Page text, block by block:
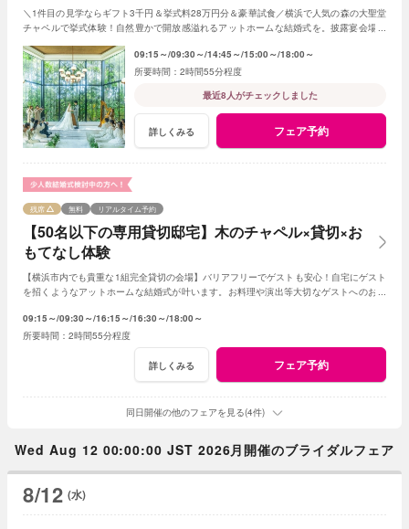
＼1件目の見学ならギフト3千円＆挙式料28万円分＆豪華試食／横浜で人気の森の大聖堂
チャペルで挙式体験！自然豊かで開放感溢れるアットホームな結婚式を。披露宴会場や
09:15～ 09:30～ 14:45～ 15:00～ 18:00～
2時間55分程度
最近8人がチェックしました
詳しくみる フェア予約
【50名以下の専用貸切邸宅】木のチャペル×貸切×お
もてなし体験
残席 無料 リアルタイム予約
【横浜市内でも貴重な1組完全貸切の会場】バリアフリーでゲストも安心！自宅にゲスト
を招くようなアットホームな結婚式が叶います。お料理や演出等大切なゲストへのおも
09:15～ 09:30～ 16:15～ 16:30～ 18:00～
2時間55分程度
詳しくみる フェア予約
同日開催の他のフェアを見る(4件)
Wed Aug 12 00:00:00 JST 2026月開催のブライダルフェア
8/12 (水)